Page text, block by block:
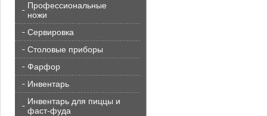
Профессиональные
ножи
Сервировка
Столовые приборы
Фарфор
Инвентарь
Инвентарь для пиццы и
фаст-фуда